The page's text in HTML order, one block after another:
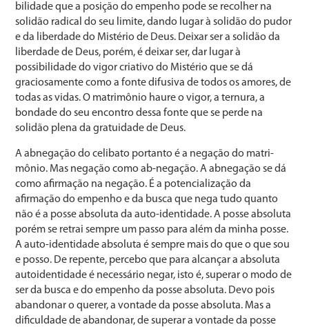
bilidade que a posição do empenho pode se recolher na
solidão radical do seu limite, dando lugar à solidão do pudor
e da liberdade do Mistério de Deus. Deixar ser a solidão da
liberdade de Deus, porém, é deixar ser, dar lugar à
possibilidade do vigor criativo do Mistério que se dá
graciosamente como a fonte difusiva de todos os amores, de
todas as vidas. O matrimônio haure o vigor, a ternura, a
bondade do seu encontro dessa fonte que se perde na
solidão plena da gratuidade de Deus.
A abnegação do celibato portanto é a negação do matri­
mônio. Mas negação como ab-negação. A abnegação se dá
como afirmação na negação. É a potencialização da
afirmação do empenho e da busca que nega tudo quanto
não é a posse absoluta da auto-identidade. A posse abso­luta
porém se retrai sempre um passo para além da minha posse.
A auto-identidade absoluta é sempre mais do que o que sou
e posso. De repente, percebo que para alcançar a absoluta
autoidentidade é necessário negar, isto é, supe­rar o modo de
ser da busca e do empenho da posse abso­luta. Devo pois
abandonar o querer, a vontade da posse absoluta. Mas a
dificuldade de abandonar, de superar a vontade da posse